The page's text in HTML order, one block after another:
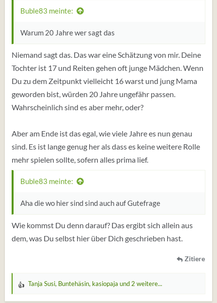
Buble83 meinte:
Warum 20 Jahre wer sagt das
Niemand sagt das. Das war eine Schätzung von mir. Deine
Tochter ist 17 und Reiten gehen oft junge Mädchen. Wenn
Du zu dem Zeitpunkt vielleicht 16 warst und jung Mama
geworden bist, würden 20 Jahre ungefähr passen.
Wahrscheinlich sind es aber mehr, oder?
Aber am Ende ist das egal, wie viele Jahre es nun genau
sind. Es ist lange genug her als dass es keine weitere Rolle
mehr spielen sollte, sofern alles prima lief.
Buble83 meinte:
Aha die wo hier sind sind auch auf Gutefrage
Wie kommst Du denn darauf? Das ergibt sich allein aus
dem, was Du selbst hier über Dich geschrieben hast.
Zitiere
W
Tanja Susi, Buntehäsin, kasiopaja und 2 weitere...